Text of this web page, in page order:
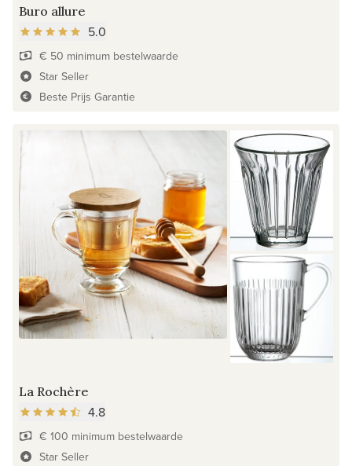
Buro allure
5.0
€ 50 minimum bestelwaarde
Star Seller
Beste Prijs Garantie
La Rochère
4.8
€ 100 minimum bestelwaarde
Star Seller